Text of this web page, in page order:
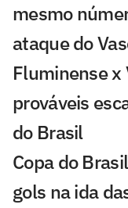
mesmo
ataque do
Fluminense x
prováveis
do Brasil
Copa do
gols na ida